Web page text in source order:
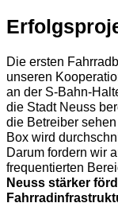
Die ersten
unseren
an der S-Bahn-
die Stadt Neuss
die Betreiber
Box wird
Darum fordern wir
frequentierten
Neuss stärker